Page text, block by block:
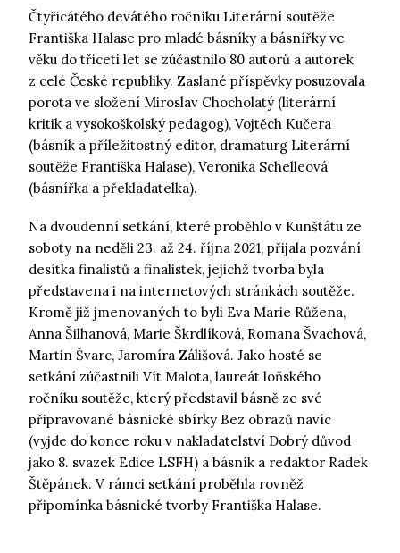
Čtyřicátého devátého ročníku Literární soutěže
Františka Halase pro mladé básníky a básnířky ve
věku do třiceti let se zúčastnilo 80 autorů a autorek
z celé České republiky. Zaslané příspěvky posuzovala
porota ve složení Miroslav Chocholatý (literární
kritik a vysokoškolský pedagog), Vojtěch Kučera
(básník a příležitostný editor, dramaturg Literární
soutěže Františka Halase), Veronika Schelleová
(básnířka a překladatelka).
Na dvoudenní setkání, které proběhlo v Kunštátu ze
soboty na neděli 23. až 24. října 2021, přijala pozvání
desítka finalistů a finalistek, jejichž tvorba byla
představena i na internetových stránkách soutěže.
Kromě již jmenovaných to byli Eva Marie Růžena,
Anna Šilhanová, Marie Škrdlíková, Romana Švachová,
Martin Švarc, Jaromíra Zálišová. Jako hosté se
setkání zúčastnili Vít Malota, laureát loňského
ročníku soutěže, který představil básně ze své
připravované básnické sbírky Bez obrazů navíc
(vyjde do konce roku v nakladatelství Dobrý důvod
jako 8. svazek Edice LSFH) a básník a redaktor Radek
Štěpánek. V rámci setkání proběhla rovněž
připomínka básnické tvorby Františka Halase.